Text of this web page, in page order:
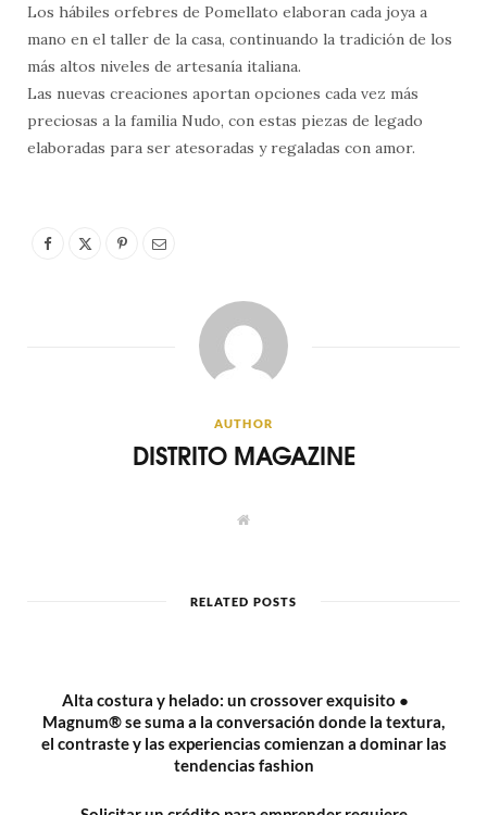
Los hábiles orfebres de Pomellato elaboran cada joya a
mano en el taller de la casa, continuando la tradición de los
más altos niveles de artesanía italiana.
Las nuevas creaciones aportan opciones cada vez más
preciosas a la familia Nudo, con estas piezas de legado
elaboradas para ser atesoradas y regaladas con amor.
AUTHOR
DISTRITO MAGAZINE
W
e
RELATED POSTS
Alta costura y helado: un crossover exquisito ●
Magnum® se suma a la conversación donde la textura,
el contraste y las experiencias comienzan a dominar las
tendencias fashion